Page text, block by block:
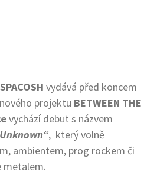
SPACOSH vydává před koncem
projektu BETWEEN THE
vychází debut s názvem
, který volně
ambientem, prog rockem či
metalem.